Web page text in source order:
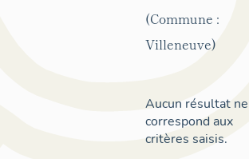
(Commune :
Villeneuve)
Aucun résultat ne
correspond aux
critères saisis.